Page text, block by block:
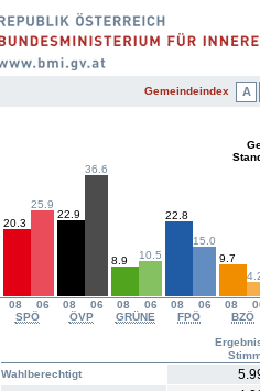
Gemeindeindex A
08 06 08 06 08 06 08 06 08
SPÖ
ÖVP GRÜNE FPÖ BZÖ
20.3
25.9
22.9
36.6
8.9 10.5
22.8
15.0
9.7
Wahlberechtigt